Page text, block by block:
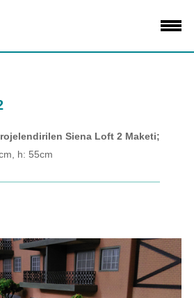
Siena Loft 2 Maketi;
h: 55cm